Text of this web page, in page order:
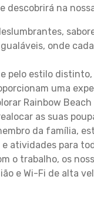
descobrirá na
onde
pelo estilo
uma
Rainbow
as suas
da família,
atividades para
o trabalho, os
e Wi-Fi de alta